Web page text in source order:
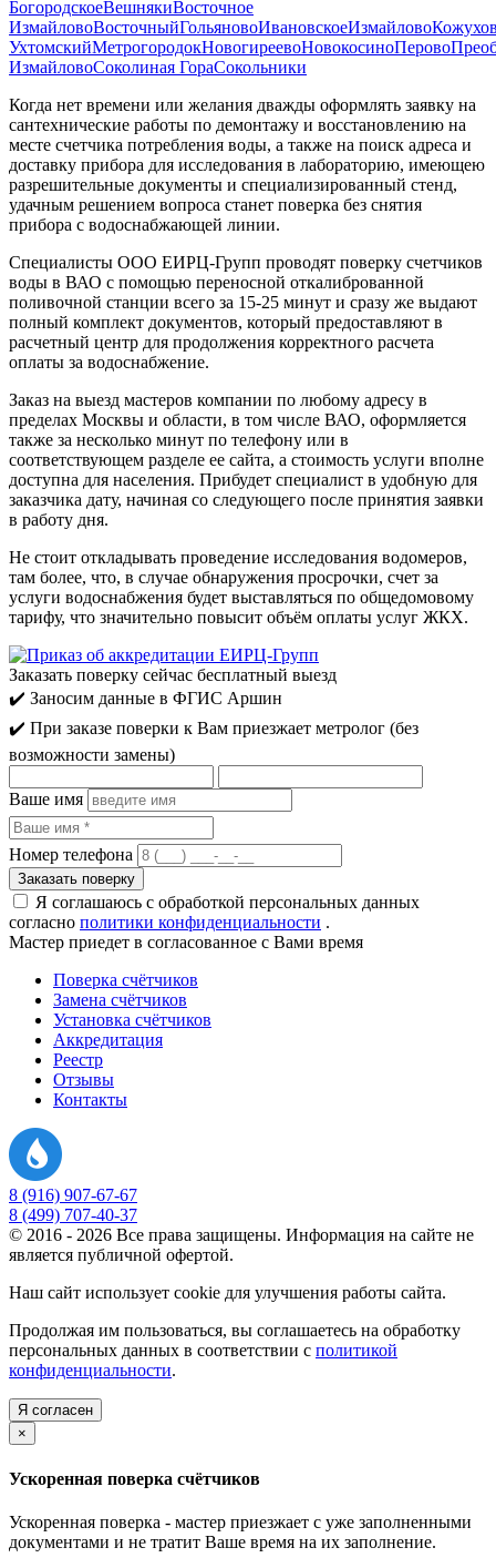
БогородскоеВешнякиВосточное
ИзмайловоВосточныйГольяновоИвановскоеИзмайлово
УхтомскийМетрогородокНовогиреевоНовокосиноПерово
ИзмайловоСоколиная ГораСокольники
Когда нет времени или желания дважды оформлять заявку на
сантехнические работы по демонтажу и восстановлению на
месте счетчика потребления воды, а также на поиск адреса и
доставку прибора для исследования в лабораторию, имеющею
разрешительные документы и специализированный стенд,
удачным решением вопроса станет поверка без снятия
прибора с водоснабжающей линии.
Специалисты ООО ЕИРЦ-Групп проводят поверку счетчиков
воды в ВАО с помощью переносной откалиброванной
поливочной станции всего за 15-25 минут и сразу же выдают
полный комплект документов, который предоставляют в
расчетный центр для продолжения корректного расчета
оплаты за водоснабжение.
Заказ на выезд мастеров компании по любому адресу в
пределах Москвы и области, в том числе ВАО, оформляется
также за несколько минут по телефону или в
соответствующем разделе ее сайта, а стоимость услуги вполне
доступна для населения. Прибудет специалист в удобную для
заказчика дату, начиная со следующего после принятия заявки
в работу дня.
Не стоит откладывать проведение исследования водомеров,
там более, что, в случае обнаружения просрочки, счет за
услуги водоснабжения будет выставляться по общедомовому
тарифу, что значительно повысит объём оплаты услуг ЖКХ.
Заказать поверку сейчас бесплатный выезд
✔️ Заносим данные в ФГИС Аршин
✔️ При заказе поверки к Вам приезжает метролог (без
возможности замены)
Ваше имя
Номер телефона
Я соглашаюсь с обработкой персональных данных
согласно политики конфиденциальности .
Мастер приедет в согласованное с Вами время
Поверка счётчиков
Замена счётчиков
Установка счётчиков
Аккредитация
Реестр
Отзывы
Контакты
8 (916) 907-67-67
8 (499) 707-40-37
© 2016 - 2026 Все права защищены. Информация на сайте не
является публичной офертой.
Наш сайт использует cookie для улучшения работы сайта.
Продолжая им пользоваться, вы соглашаетесь на обработку
персональных данных в соответствии с политикой
конфиденциальности.
Я согласен
×
Ускоренная поверка счётчиков
Ускоренная поверка - мастер приезжает с уже заполненными
документами и не тратит Ваше время на их заполнение.